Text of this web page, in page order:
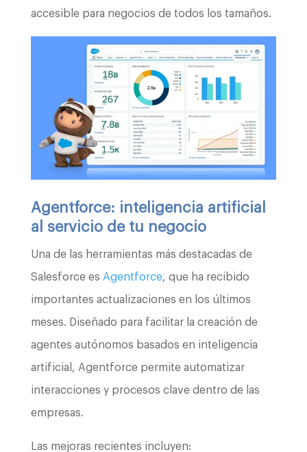
accesible para negocios de todos los tamaños.
Agentforce: inteligencia artificial
al servicio de tu negocio
Una de las herramientas más destacadas de
Salesforce es Agentforce, que ha recibido
importantes actualizaciones en los últimos
meses. Diseñado para facilitar la creación de
agentes autónomos basados en inteligencia
artificial, Agentforce permite automatizar
interacciones y procesos clave dentro de las
empresas.
Las mejoras recientes incluyen: